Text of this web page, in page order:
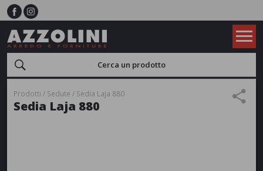
Prodotti Sedute Sedia Laja 880
Sedia Laja 880